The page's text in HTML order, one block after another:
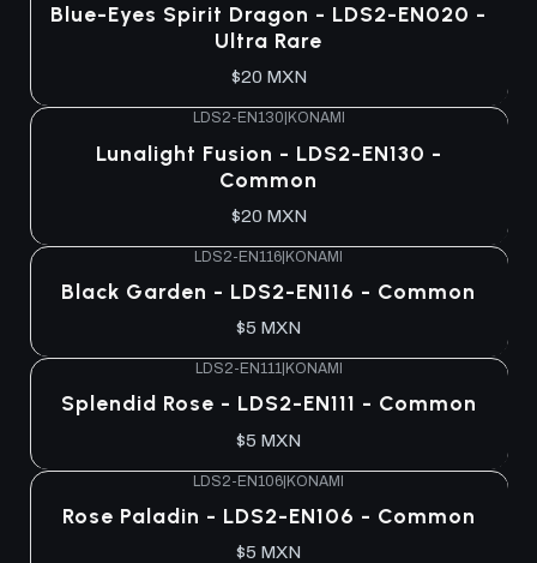
Blue-Eyes Spirit Dragon - LDS2-EN020 -
Ultra Rare
$20 MXN
LDS2-EN130 KONAMI
Lunalight Fusion - LDS2-EN130 -
Common
$20 MXN
LDS2-EN116|KONAMI
Black Garden - LDS2-EN116 - Common
$5 MXN
LDS2-EN111| KONAMI
Splendid Rose - LDS2-EN111 - Common
$5 MXN
LDS2-EN106|KONAMI
Rose Paladin - LDS2-EN106 - Common
$5 MXN